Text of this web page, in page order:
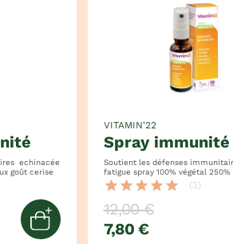
d délicieux goût cerise
Ajouter au panier
spray immunité
VITAMIN'22
Soutient les défenses immunitaires
fatigue spray 100% végétal 250% des ar en
vitamine d
star star star star star (3)
12,00 €
7,80 €